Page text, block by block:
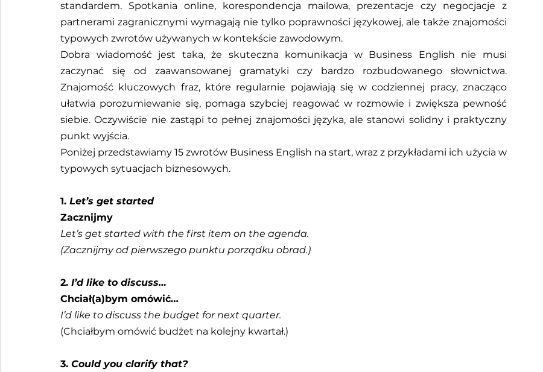
standardem. Spotkania online, korespondencja mailowa, prezentacje czy negocjacje z
partnerami zagranicznymi wymagają nie tylko poprawności językowej, ale także znajomości
typowych zwrotów używanych w kontekście zawodowym.
Dobra wiadomość jest taka, że skuteczna komunikacja w Business English nie musi
zaczynać się od zaawansowanej gramatyki czy bardzo rozbudowanego słownictwa.
Znajomość kluczowych fraz, które regularnie pojawiają się w codziennej pracy, znacząco
ułatwia porozumiewanie się, pomaga szybciej reagować w rozmowie i zwiększa pewność
siebie. Oczywiście nie zastąpi to pełnej znajomości języka, ale stanowi solidny i praktyczny
punkt wyjścia.
Poniżej przedstawiamy 15 zwrotów Business English na start, wraz z przykładami ich użycia w
typowych sytuacjach biznesowych.
1. Let’s get started
Zacznijmy
Let’s get started with the first item on the agenda.
(Zacznijmy od pierwszego punktu porządku obrad.)
2. I’d like to discuss…
Chciał(a)bym omówić…
I’d like to discuss the budget for next quarter.
(Chciałbym omówić budżet na kolejny kwartał.)
3. Could you clarify that?